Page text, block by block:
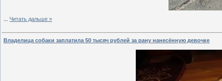
Читать дальше »
Владелица собаки заплатила 50 тысяч рублей за рану нанесённую девочке